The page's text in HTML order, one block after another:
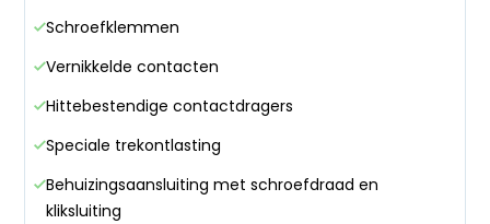
Schroefklemmen
Vernikkelde contacten
Hittebestendige contactdragers
Speciale trekontlasting
Behuizingsaansluiting met schroefdraad en
kliksluiting